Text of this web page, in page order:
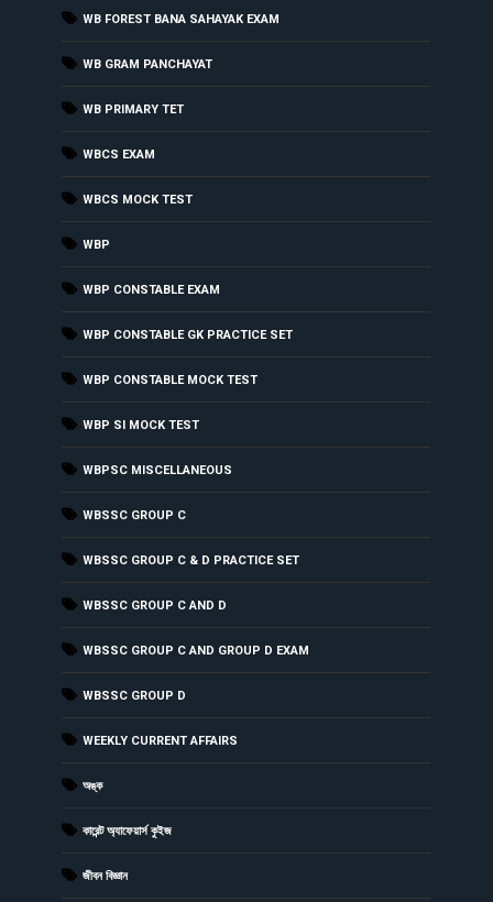
WB FOREST BANA SAHAYAK EXAM
WB GRAM PANCHAYAT
WB PRIMARY TET
WBCS EXAM
WBCS MOCK TEST
WBP
WBP CONSTABLE EXAM
WBP CONSTABLE GK PRACTICE SET
WBP CONSTABLE MOCK TEST
WBP SI MOCK TEST
WBPSC MISCELLANEOUS
WBSSC GROUP C
WBSSC GROUP C & D PRACTICE SET
WBSSC GROUP C AND D
WBSSC GROUP C AND GROUP D EXAM
WBSSC GROUP D
WEEKLY CURRENT AFFAIRS
অঙ্ক
কারেন্ট অ্যাফেয়ার্স কুইজ
জীবন বিজ্ঞান